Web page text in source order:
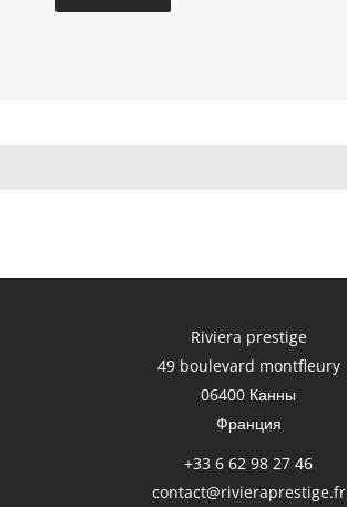
Riviera prestige
49 boulevard montfleury
06400 Канны
Франция
+33 6 62 98 27 46
contact@rivieraprestige.fr